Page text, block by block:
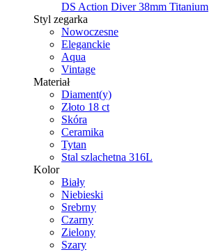
DS Action Diver 38mm Titanium
Styl zegarka
Nowoczesne
Eleganckie
Aqua
Vintage
Materiał
Diament(y)
Złoto 18 ct
Skóra
Ceramika
Tytan
Stal szlachetna 316L
Kolor
Biały
Niebieski
Srebrny
Czarny
Zielony
Szary